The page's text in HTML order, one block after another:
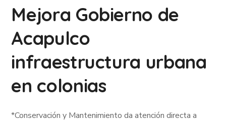
Mejora Gobierno de
Acapulco
infraestructura urbana
en colonias
*Conservación y Mantenimiento da atención directa a